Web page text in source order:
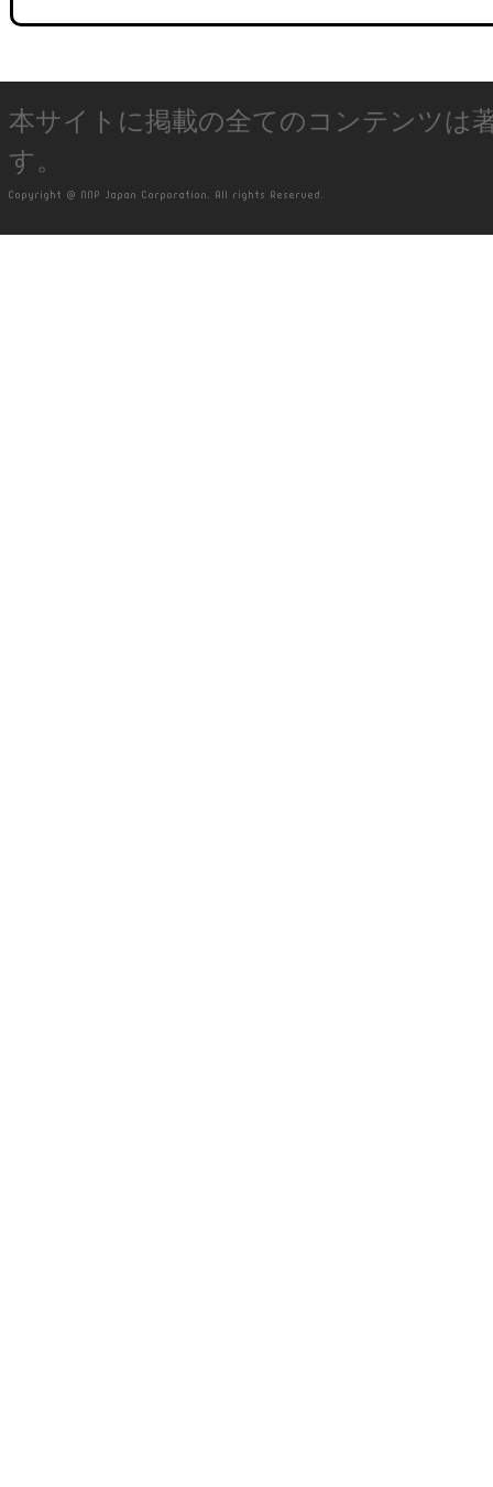
本サイトに掲載の全てのコンテンツは
す。